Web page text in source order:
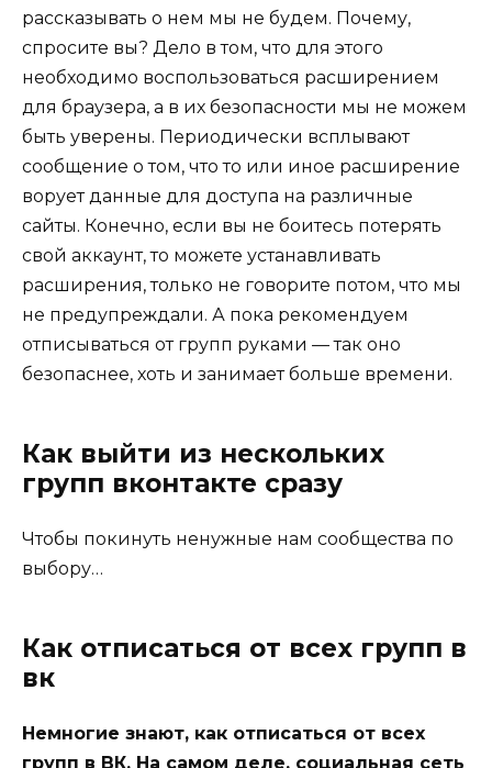
рассказывать о нем мы не будем. Почему,
спросите вы? Дело в том, что для этого
необходимо воспользоваться расширением
для браузера, а в их безопасности мы не можем
быть уверены. Периодически всплывают
сообщение о том, что то или иное расширение
ворует данные для доступа на различные
сайты. Конечно, если вы не боитесь потерять
свой аккаунт, то можете устанавливать
расширения, только не говорите потом, что мы
не предупреждали. А пока рекомендуем
отписываться от групп руками — так оно
безопаснее, хоть и занимает больше времени.
Как выйти из нескольких
групп вконтакте сразу
Чтобы покинуть ненужные нам сообщества по
выбору…
Как отписаться от всех групп в
вк
Немногие знают, как отписаться от всех
групп в ВК. На самом деле, социальная сеть